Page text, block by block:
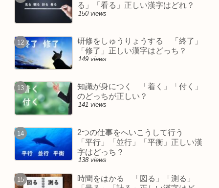
る」「看る」正しい漢字はどれ？
150 views
研修をしゅうりょうする 「終了」
「修了」正しい漢字はどっち？
149 views
知識が身につく 「着く」「付く」
のどっちが正しい？
141 views
2つの仕事をへいこうして行う
「平行」「並行」「平衡」正しい漢
字はどっち？
138 views
時間をはかる 「図る」「測る」